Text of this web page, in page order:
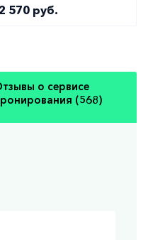
570 руб.
о сервисе
(568)